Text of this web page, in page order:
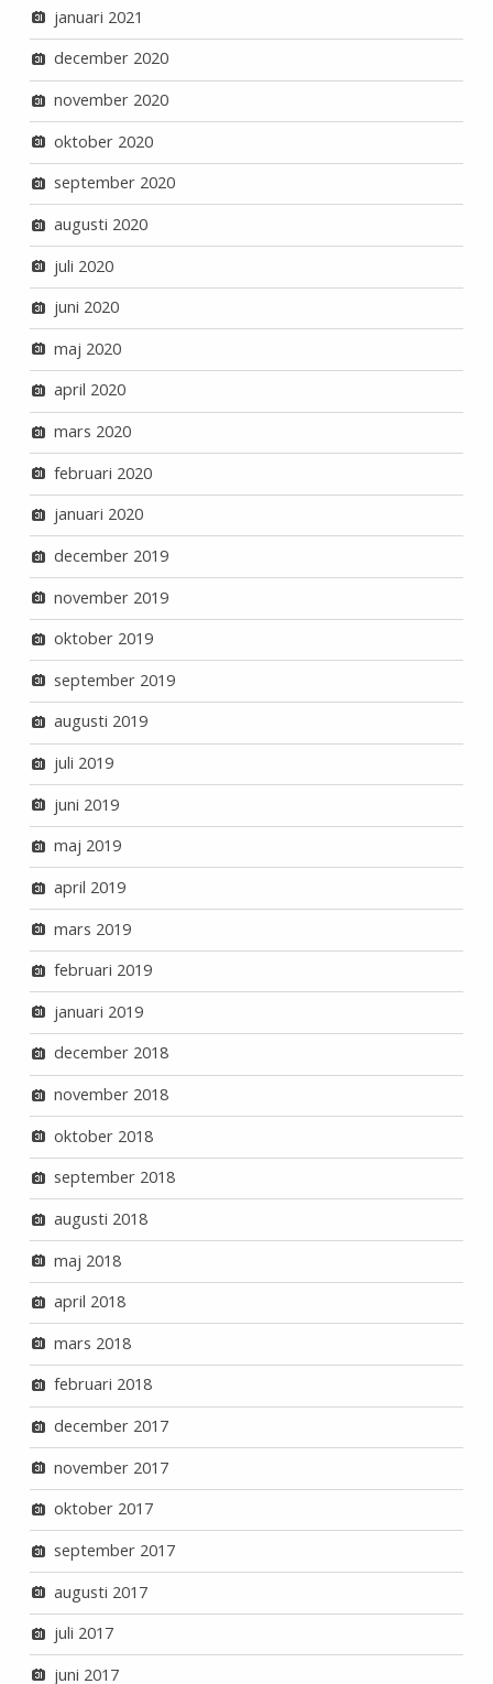
januari 2021
december 2020
november 2020
oktober 2020
september 2020
augusti 2020
juli 2020
juni 2020
maj 2020
april 2020
mars 2020
februari 2020
januari 2020
december 2019
november 2019
oktober 2019
september 2019
augusti 2019
juli 2019
juni 2019
maj 2019
april 2019
mars 2019
februari 2019
januari 2019
december 2018
november 2018
oktober 2018
september 2018
augusti 2018
maj 2018
april 2018
mars 2018
februari 2018
december 2017
november 2017
oktober 2017
september 2017
augusti 2017
juli 2017
juni 2017